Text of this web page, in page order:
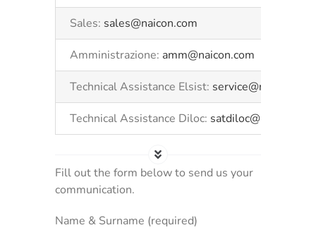
Sales: sales@naicon.com
Amministrazione: amm@naicon.com
Technical Assistance Elsist: service@naicon.com
Technical Assistance Diloc:
Fill out the form below to send us your
communication.
Name & Surname (required)